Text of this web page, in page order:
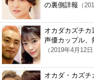
の裏側詳報 （
オカダカズチカ
声優カップル、
（2019年4月12日
オカダ・カズ